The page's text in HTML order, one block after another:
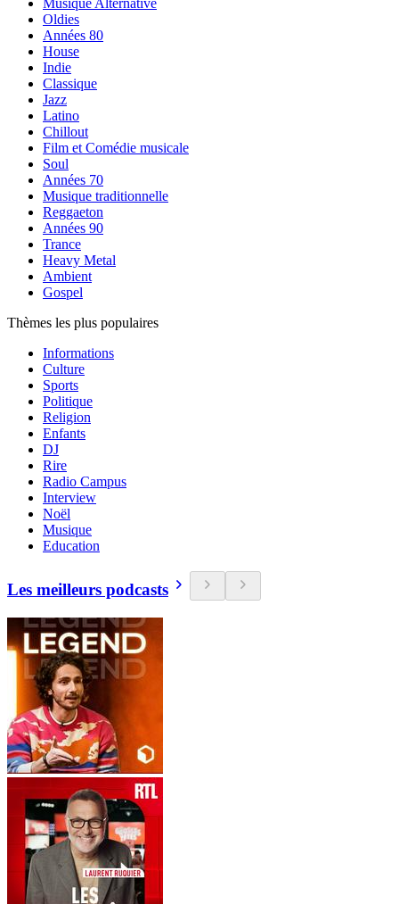
Musique Alternative
Oldies
Années 80
House
Indie
Classique
Jazz
Latino
Chillout
Film et Comédie musicale
Soul
Années 70
Musique traditionnelle
Reggaeton
Années 90
Trance
Heavy Metal
Ambient
Gospel
Thèmes les plus populaires
Informations
Culture
Sports
Politique
Religion
Enfants
DJ
Rire
Radio Campus
Interview
Noël
Musique
Education
Les meilleurs podcasts